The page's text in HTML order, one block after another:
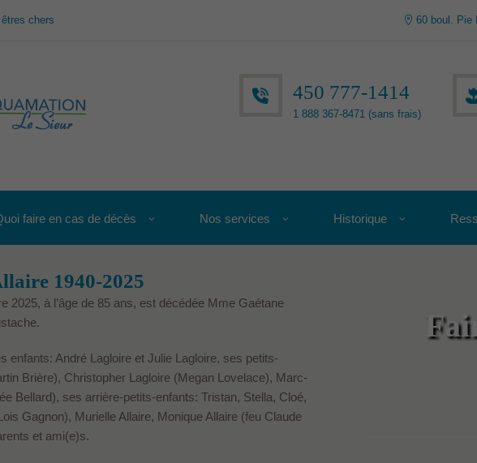
chers 60 boul. Pie
450 777-1414
1 888 367-8471 (sans frais)
faire en cas de décès Nos services Historique
1940-2025
2025, à l’âge de 85 ans, est décédée Mme Gaétane
enfants: André Lagloire et Julie Lagloire, ses petits-
Brière), Christopher Lagloire (Megan Lovelace), Marc-
Bellard), ses arrière-petits-enfants: Tristan, Stella, Cloé,
Gagnon), Murielle Allaire, Monique Allaire (feu Claude
et ami(e)s.